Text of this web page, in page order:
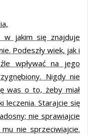
w jakim się znajduje
Podeszły wiek, jak i
wpływać na jego
Nigdy nie
was o to, żeby miał
leczenia. Starajcie się
nie sprawiajcie
nie sprzeciwiajcie.